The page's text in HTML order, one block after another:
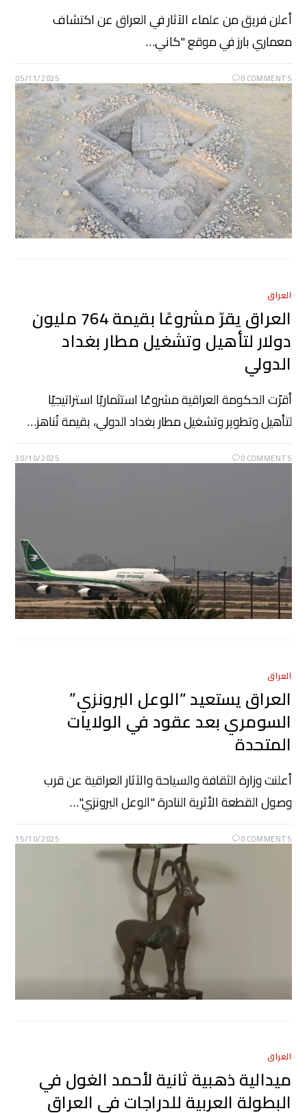
أعلن فريق من علماء الآثار في العراق عن اكتشاف
معماري بارز في موقع "كاني…
0 COMMENTS
05/11/2025
العراق
العراق يقرّ مشروعًا بقيمة 764 مليون
دولار لتأهيل وتشغيل مطار بغداد
الدولي
أقرّت الحكومة العراقية مشروعًا استثماريًا استراتيجيًا
لتأهيل وتطوير وتشغيل مطار بغداد الدولي، بقيمة تُناهز…
0 COMMENTS
30/10/2025
العراق
العراق يستعيد “الوعل البرونزي”
السومري بعد عقود في الولايات
المتحدة
أعلنت وزارة الثقافة والسياحة والآثار العراقية عن قرب
وصول القطعة الأثرية النادرة "الوعل البرونزي"…
0 COMMENTS
15/10/2025
العراق
ميدالية ذهبية ثانية لأحمد الغول في
البطولة العربية للدراجات في العراق